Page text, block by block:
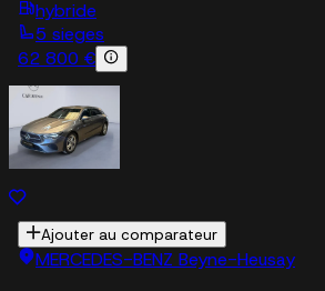
hybride
5 sieges
62 800 €
Ajouter au comparateur
MERCEDES-BENZ Beyne-Heusay